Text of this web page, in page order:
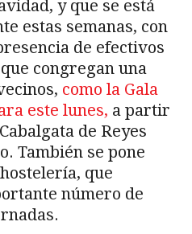
y que se está
estas semanas, con
de efectivos
congregan una
como la Gala
este lunes, a partir
de Reyes
También se pone
que
número de